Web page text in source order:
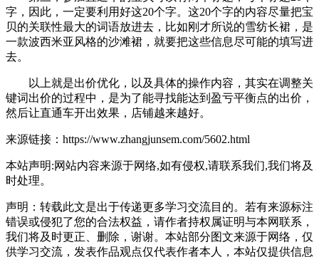
字，因此，一定要利用好这20个字。这20个字的内容尽量把宝
贝的关联性最大的词语放进去，比如刚才所说的雪纺长裙，是
一款波西米亚风格的沙滩裙，就要把这些信息尽可能的填写进
去。
以上就是出价优化，以及具体的操作内容，其实在调整关
键词出价的过程中，是为了能寻找能达到盈亏平衡点的出价，
然后让直通车开出效果，店铺越来越好。
来源链接：https://www.zhangjunsem.com/5602.html
本站声明:网站内容来源于网络,如有侵权,请联系我们,我们将及
时处理。
声明：转载此文是出于传递更多学习交流目的。若有来源标注
错误或侵犯了您的合法权益，请作者持权属证明与本网联系，
我们将及时更正、删除，谢谢。本站部分图文来源于网络，仅
供学习交流，发表作品观点仅代表作者本人，本站仅提供信息